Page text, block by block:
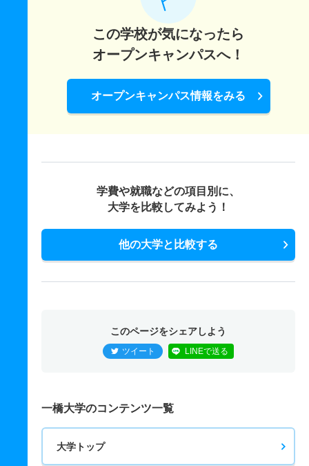
この学校が気になったら
オープンキャンパスへ！
オープンキャンパス情報をみる
学費や就職などの項目別に、
大学を比較してみよう！
他の大学と比較する
このページをシェアしよう
ツイート LINEで送る
一橋大学のコンテンツ一覧
大学トップ